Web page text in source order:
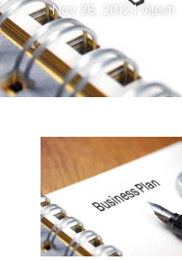
Nov 28, 2012 |Vijesti